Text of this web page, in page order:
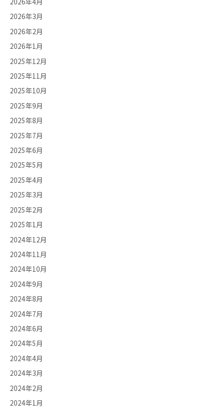
2026年3月
2026年2月
2026年1月
2025年12月
2025年11月
2025年10月
2025年9月
2025年8月
2025年7月
2025年6月
2025年5月
2025年4月
2025年3月
2025年2月
2025年1月
2024年12月
2024年11月
2024年10月
2024年9月
2024年8月
2024年7月
2024年6月
2024年5月
2024年4月
2024年3月
2024年2月
2024年1月